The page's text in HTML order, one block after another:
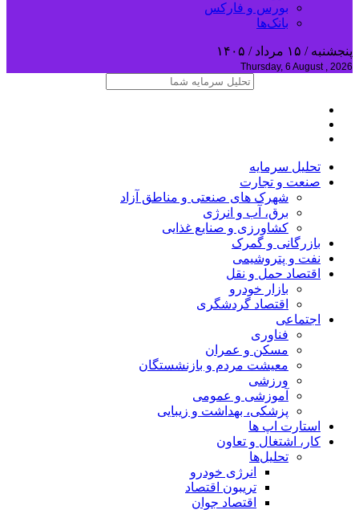
بورس و فارکس
بانک‌ها
پنجشنبه / ۱۵ مرداد / ۱۴۰۵
Thursday, 6 August , 2026
تحلیل‌ سرمایه
صنعت و تجارت
شهرک های صنعتی و مناطق آزاد
برق، آب و انرژی
کشاورزی و صنایع غذایی
بازرگانی و گمرک
نفت و پتروشیمی
اقتصاد حمل و نقل
بازار خودرو
اقتصاد گردشگری
اجتماعی
فناوری
مسکن و عمران
معیشت مردم و بازنشستگان
ورزشی
آموزشی و عمومی
پزشکی، بهداشت و زیبایی
استارت اپ ها
کار، اشتغال و تعاون
تحلیل‌ها
انرژی خودرو
تریبون اقتصاد
اقتصاد جوان